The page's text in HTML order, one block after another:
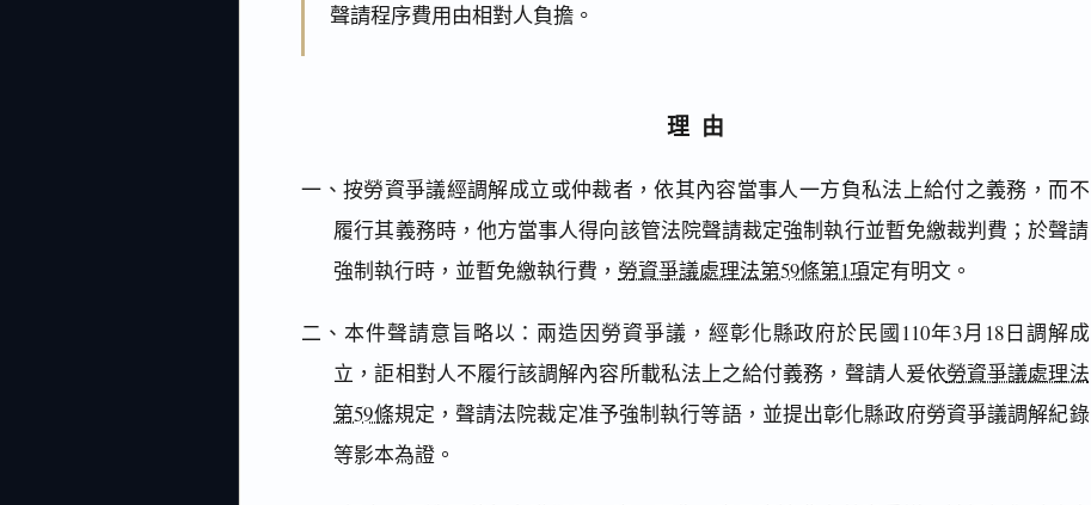
聲請程序費用由相對人負擔。
理由
一、按勞資爭議經調解成立或仲裁者，依其內容當事人一方負私法上給付之義務，而不
履行其義務時，他方當事人得向該管法院聲請裁定強制執行並暫免繳裁判費；於聲請
強制執行時，並暫免繳執行費， 勞資爭議處理法第59條第1項定有明文。
二、本件聲請意旨略以：兩造因勞資爭議，經彰化縣政府於民國110年3月18日調解成
立，詎相對人不履行該調解內容所載私法上之給付義務，聲請人爰依勞資爭議處理法
第59條規定，聲請法院裁定准予強制執行等語，並提出彰化縣政府勞資爭議調解紀錄
等影本為證。